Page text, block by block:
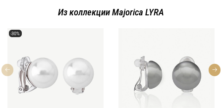
Из коллекции Majorica LYRA
-30%